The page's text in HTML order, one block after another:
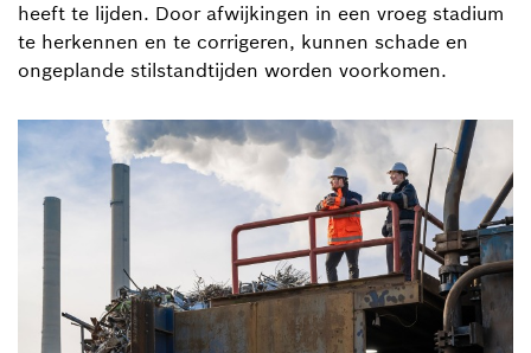
heeft te lijden. Door afwijkingen in een vroeg stadium
te herkennen en te corrigeren, kunnen schade en
ongeplande stilstandtijden worden voorkomen.